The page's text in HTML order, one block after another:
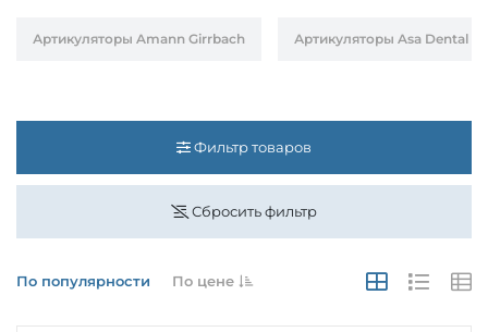
Артикуляторы Amann Girrbach Артикуляторы Asa Dental
Фильтр товаров
Сбросить фильтр
По популярности По цене